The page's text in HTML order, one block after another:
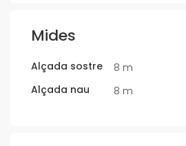
Mides
Alçada sostre
8 m
Alçada nau
8 m